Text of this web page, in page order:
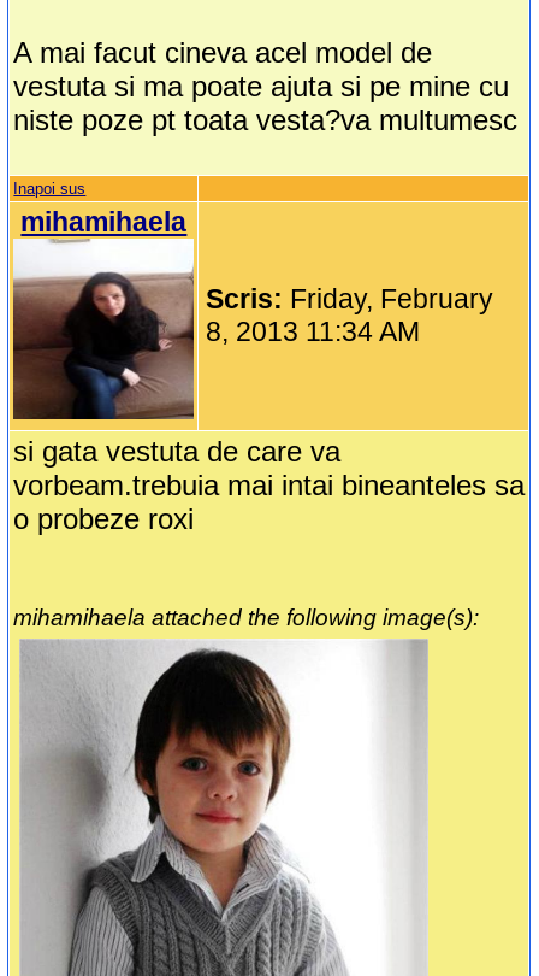
A mai facut cineva acel model de
vestuta si ma poate ajuta si pe mine cu
niste poze pt toata vesta?va multumesc
Inapoi sus
mihamihaela
Scris: Friday, February
8, 2013 11:34 AM
si gata vestuta de care va
vorbeam.trebuia mai intai bineanteles sa
o probeze roxi
mihamihaela attached the following image(s):